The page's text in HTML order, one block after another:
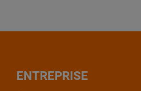
ENTREPRISE